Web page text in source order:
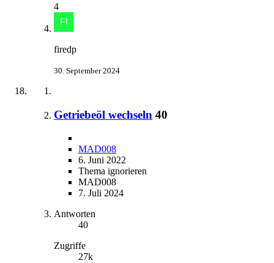
4
firedp
30. September 2024
Getriebeöl wechseln 40
MAD008
6. Juni 2022
Thema ignorieren
MAD008
7. Juli 2024
Antworten
40
Zugriffe
27k